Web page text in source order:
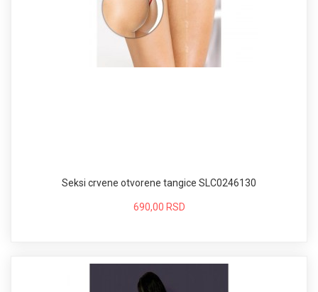
Seksi crvene otvorene tangice SLC0246130
690,00 RSD